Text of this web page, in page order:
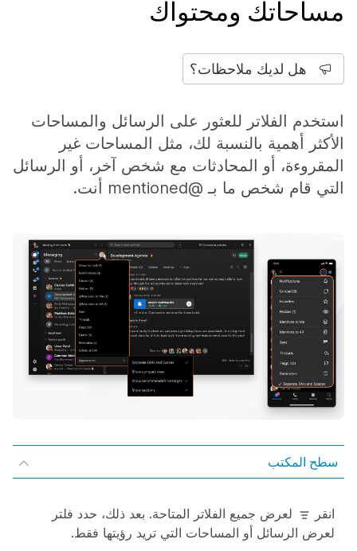
مساحاتك ومحتواك
هل لديك ملاحظات؟
استخدم الفلاتر للعثور على الرسائل والمساحات
الأكثر أهمية بالنسبة لك، مثل المساحات غير
المقروءة، أو المحادثات مع شخص آخر، أو الرسائل
التي قام شخص ما بـ @mentioned أنت.
سطح المكتب
انقر
لعرض جميع الفلاتر المتاحة. بعد ذلك، حدد فلتر
لعرض الرسائل أو المساحات التي تريد رؤيتها فقط.